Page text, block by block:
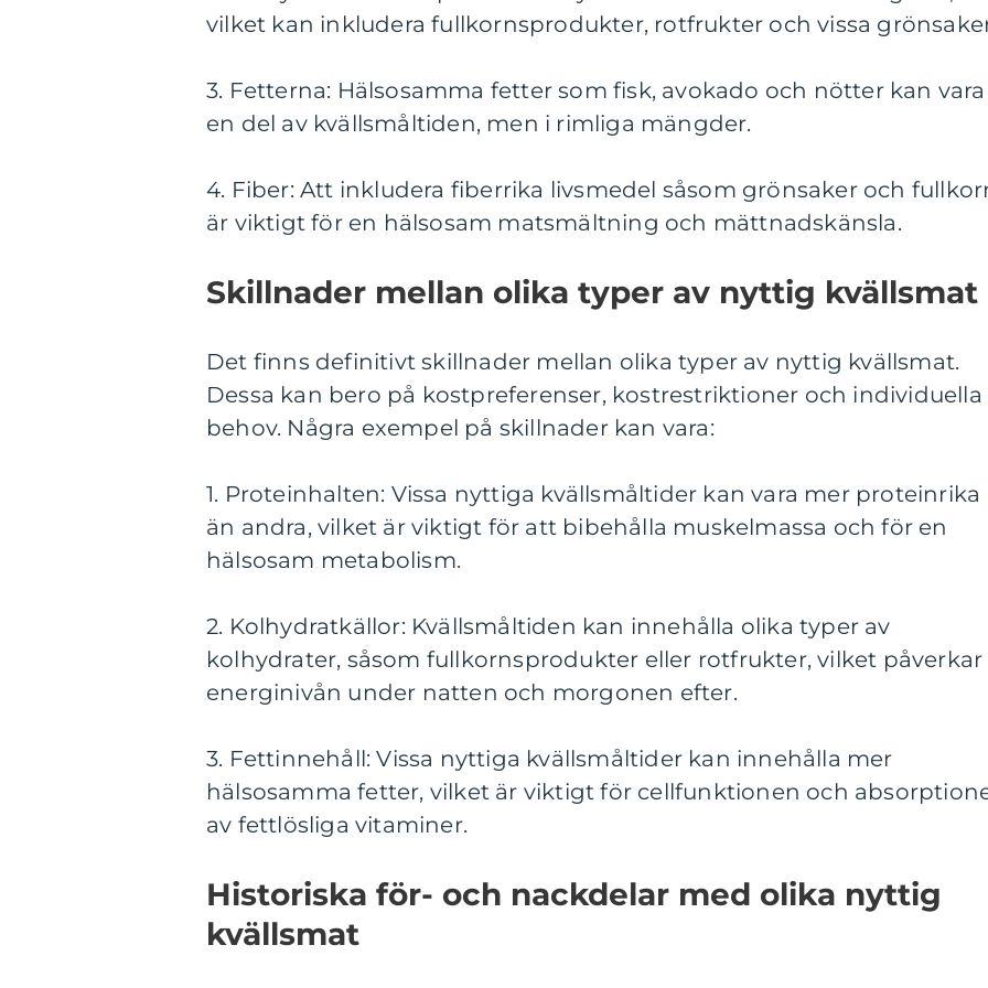
vilket kan inkludera fullkornsprodukter, rotfrukter och vissa
3. Fetterna: Hälsosamma fetter som fisk, avokado och nötter kan vara
en del av kvällsmåltiden, men i rimliga mängder.
4. Fiber: Att inkludera fiberrika livsmedel såsom grönsaker och
är viktigt för en hälsosam matsmältning och mättnadskänsla.
Skillnader mellan olika typer av nyttig kvällsmat
Det finns definitivt skillnader mellan olika typer av nyttig kvällsmat.
Dessa kan bero på kostpreferenser, kostrestriktioner och individuella
behov. Några exempel på skillnader kan vara:
1. Proteinhalten: Vissa nyttiga kvällsmåltider kan vara mer proteinrika
än andra, vilket är viktigt för att bibehålla muskelmassa och för en
hälsosam metabolism.
2. Kolhydratkällor: Kvällsmåltiden kan innehålla olika typer av
kolhydrater, såsom fullkornsprodukter eller rotfrukter, vilket påverkar
energinivån under natten och morgonen efter.
3. Fettinnehåll: Vissa nyttiga kvällsmåltider kan innehålla mer
hälsosamma fetter, vilket är viktigt för cellfunktionen och
av fettlösliga vitaminer.
Historiska för- och nackdelar med olika nyttig
kvällsmat